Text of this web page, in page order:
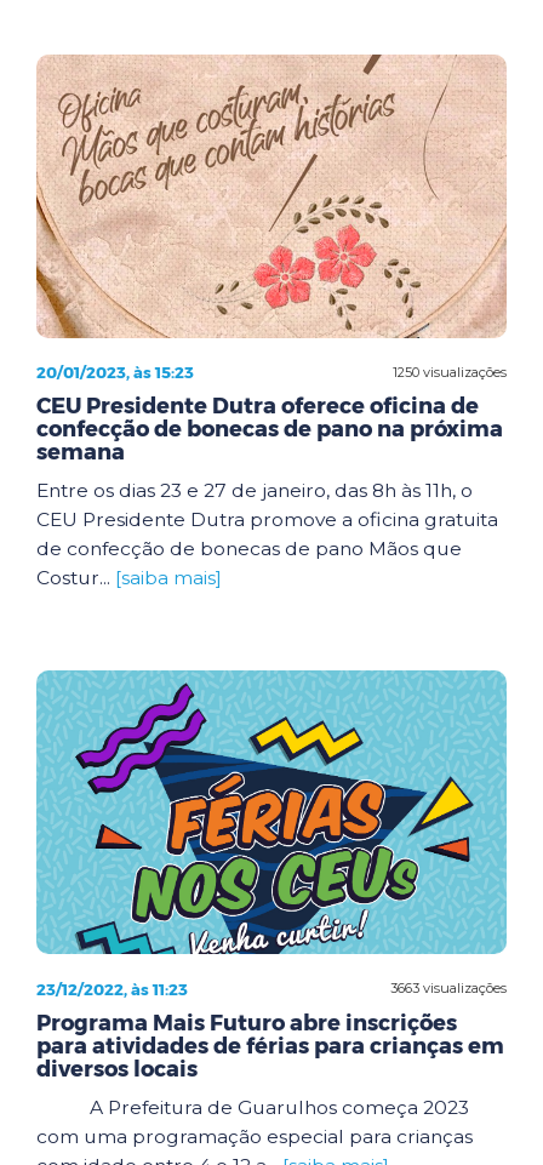
1250 visualizações
20/01/2023, às 15:23
CEU Presidente Dutra oferece oficina de
confecção de bonecas de pano na próxima
semana
Entre os dias 23 e 27 de janeiro, das 8h às 11h, o
CEU Presidente Dutra promove a oficina gratuita
de confecção de bonecas de pano Mãos que
Costur... [saiba mais]
3663 visualizações
23/12/2022, às 11:23
Programa Mais Futuro abre inscrições
para atividades de férias para crianças em
diversos locais
A Prefeitura de Guarulhos começa 2023
com uma programação especial para crianças